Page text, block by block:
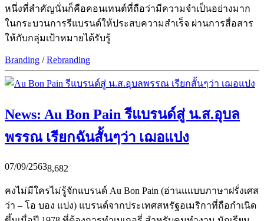
หนึ่งที่สำคัญนั่นก็คือคอนเทนต์ที่ถือว่ามีความจำเป็นอย่างมาก
ในกระบวนการรีแบรนด์ให้ประสบความสำเร็จ ผ่านการสื่อสาร
ให้กับกลุ่มเป้าหมายได้รับรู้
Branding /Rebranding
News: Au Bon Pain รีแบรนด์สู่ น.ส.อุบล
พรรณ เรียกฉันสั้นๆว่า เฌอแปง
07/09/25638,682
คงไม่มีใครไม่รู้จักแบรนด์ Au Bon Pain (อ่านแแบบภาษาฝรั่งเศส
ว่า – โอ บอง แปง) แบรนด์จากประเทศสหรัฐอเมริกาที่ถือกำเนิด